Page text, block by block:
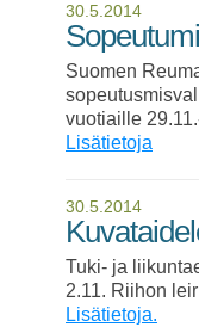
30.5.2014
Suomen
vuotiaille
Lisätietoja
30.5.2014
Tuki- ja
2.11. Riihon
Lisätietoja.